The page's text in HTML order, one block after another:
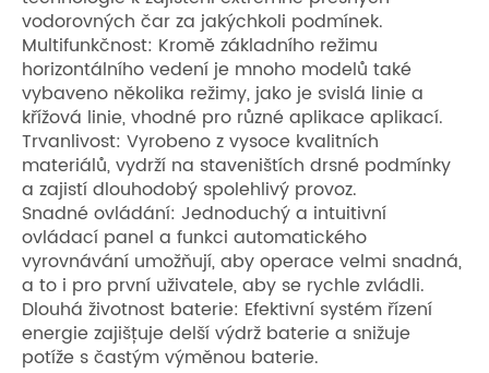
vodorovných čar za jakýchkoli podmínek.
Multifunkčnost: Kromě základního režimu
horizontálního vedení je mnoho modelů také
vybaveno několika režimy, jako je svislá linie a
křížová linie, vhodné pro různé aplikace aplikací.
Trvanlivost: Vyrobeno z vysoce kvalitních
materiálů, vydrží na staveništích drsné podmínky
a zajistí dlouhodobý spolehlivý provoz.
Snadné ovládání: Jednoduchý a intuitivní
ovládací panel a funkci automatického
vyrovnávání umožňují, aby operace velmi snadná,
a to i pro první uživatele, aby se rychle zvládli.
Dlouhá životnost baterie: Efektivní systém řízení
energie zajišťuje delší výdrž baterie a snižuje
potíže s častým výměnou baterie.